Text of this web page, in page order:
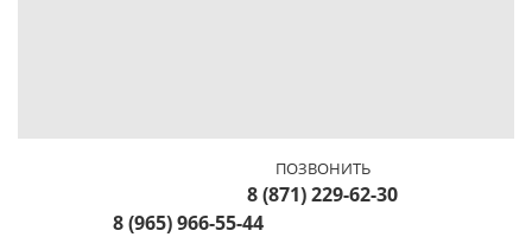
ПОЗВОНИТЬ
8 (871) 229-62-30
8 (965) 966-55-44